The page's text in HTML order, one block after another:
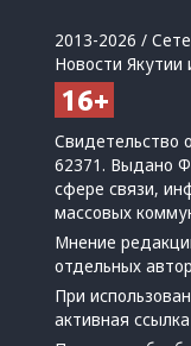
2013-2026 /
Новости Якутии
62371. Выдано
сфере связи,
массовых
Мнение
отдельных
При
активная